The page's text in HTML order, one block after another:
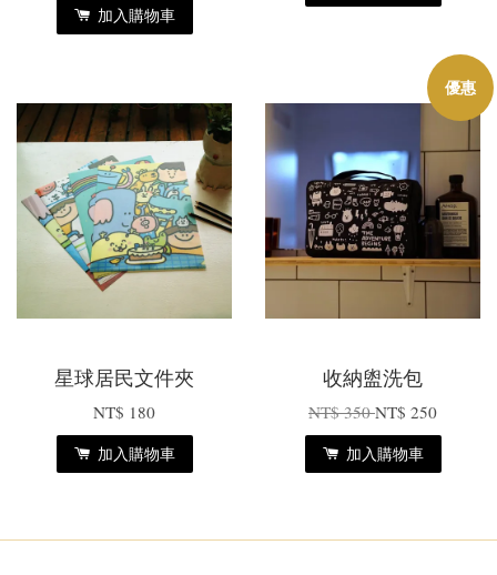
加入購物車
星球居民文件夾
NT$ 180
加入購物車
優惠
收納盥洗包
NT$ 350NT$ 250
加入購物車